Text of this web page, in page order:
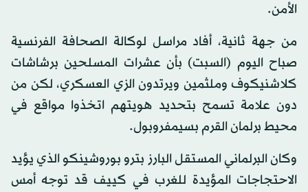
الأمن.
من جهة ثانية، أفاد مراسل لوكالة الصحافة الفرنسية
صباح اليوم (السبت) بأن عشرات المسلحين برشاشات
كلاشنيكوف وملثمين ويرتدون الزي العسكري، لكن من
دون علامة تسمح بتحديد هويتهم اتخذوا مواقع في
محيط برلمان القرم بسيمفروبول.
وكان البرلماني المستقل البارز بترو بوروشينكو الذي يؤيد
الاحتجاجات المؤيدة للغرب في كييف قد توجه أمس